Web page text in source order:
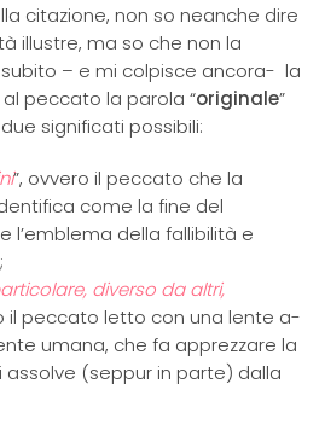
citazione, non so neanche dire
illustre, ma so che non la
– e mi colpisce ancora- la
peccato la parola “originale”
significati possibili:
”, ovvero il peccato che la
come la fine del
l’emblema della fallibilità e
diverso da altri,
il peccato letto con una lente a-
umana, che fa apprezzare la
assolve (seppur in parte) dalla